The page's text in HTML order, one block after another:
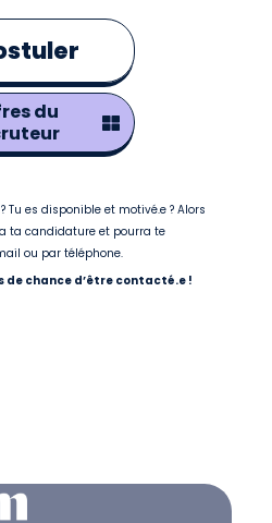
du
Tu es disponible et motivé.e ? Alors
ta candidature et pourra te
ou par téléphone.
de chance d’être contacté.e !